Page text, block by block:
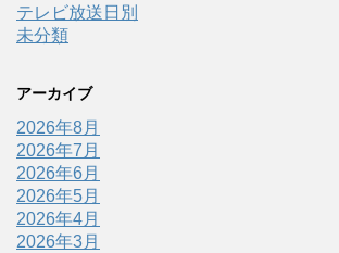
テレビ放送日別
未分類
アーカイブ
2026年8月
2026年7月
2026年6月
2026年5月
2026年4月
2026年3月